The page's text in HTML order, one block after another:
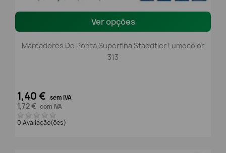
Ver opções
Marcadores De Ponta Superfina Staedtler Lumocolor
313
1,40 € sem IVA
1,72 € com IVA
0 Avaliação(ões)